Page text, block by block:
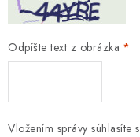
Odpíšte text z obrázka
Vložením správy súhlasíte s